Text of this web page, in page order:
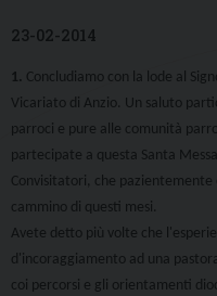
23-02-2014
1. Concludiamo con la lode al
Vicariato di Anzio. Un saluto
parroci e pure alle comunità
partecipate a questa Santa
Convisitatori, che
cammino di questi mesi.
Avete detto più volte che
d'incoraggiamento ad una
coi percorsi e gli orientamenti